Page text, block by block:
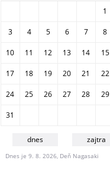
1
3 4 5 6 7 8
10 11 12 13 14 15
17 18 19 20 21 22
24 25 26 27 28 29
31
dnes zajtra
Dnes je 9. 8. 2026, Deň Nagasaki